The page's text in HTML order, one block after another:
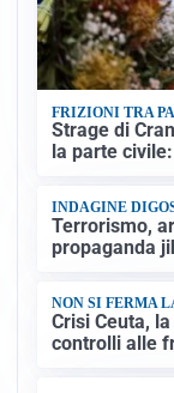
FRIZIONI TRA
Strage di
la parte
INDAGINE
Terrorismo,
propaganda
NON SI FERMA
Crisi Ceuta,
controlli alle